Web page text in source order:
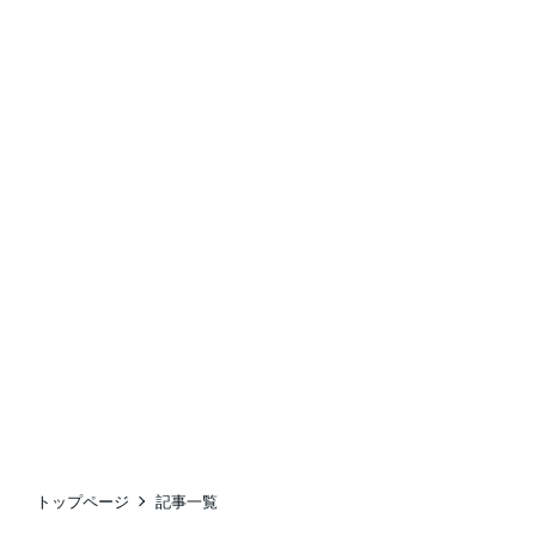
トップページ 記事一覧